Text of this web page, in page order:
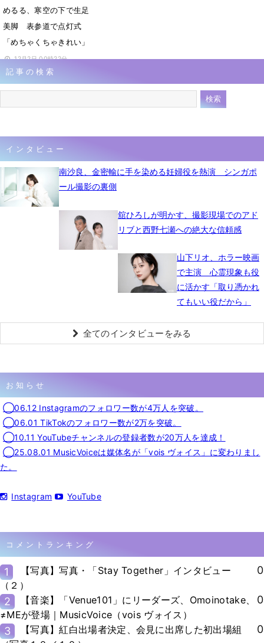
めるる、寒空の下で生足
美脚 表参道で点灯式
「めちゃくちゃきれい」
12月2日 00時22分
記事の検索
インタビュー
南沙良、金密輸に手を染める妊婦役を熱演 シンガポ
ール撮影の裏側
舘ひろしが明かす、撮影現場でのアド
リブと西野七瀬への絶大な信頼感
山下リオ、ホラー映画
で主演 心霊現象も役
に活かす「取り憑かれ
てもいい役だから」
全てのインタビューをみる
お知らせ
◯06.12 Instagramのフォロワー数が4万人を突破。
◯06.01 TikTokのフォロワー数が2万を突破。
◯10.11 YouTubeチャンネルの登録者数が20万人を達成！
◯25.08.01 MusicVoiceは媒体名が「vois ヴォイス」に変わりまし
た。
Instagram YouTube
コメントランキング
1
【写真】写真・「Stay Together」インタビュー
（２）
0
2
【音楽】「Venue101」にリーダーズ、Omoinotake、
≠MEが登場｜MusicVoice（vois ヴォイス）
0
3
【写真】紅白出場者決定、会見に出席した初出場組
0